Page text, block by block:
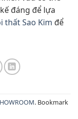
đáng để lựa
thất Sao Kim để
. Bookmark